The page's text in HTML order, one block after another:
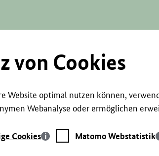
von Cookies
Website optimal nutzen können,
Webanalyse oder ermöglichen
Cookies
Matomo
Webstatistik
Matomo Webstatistik